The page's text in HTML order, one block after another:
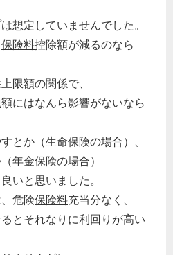
定していませんでした。
保険料控除額が減るのなら
限額の関係で、
額にはなんら影響がないなら
か（生命保険の場合）、
年金保険の場合）
と思いました。
危険保険料充当分なく、
それなりに利回りが高い